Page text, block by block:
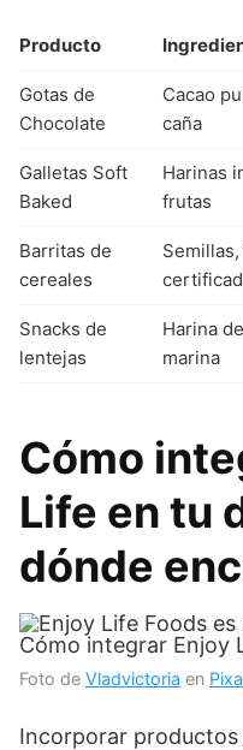
Producto
Gotas de
Chocolate
Cacao
caña
Galletas Soft
Baked
Harinas
frutas
Barritas de
cereales
Snacks de
lentejas
Harina
marina
Cómo
Life en tu
dónde
Foto de Vladvictoria en
Incorporar